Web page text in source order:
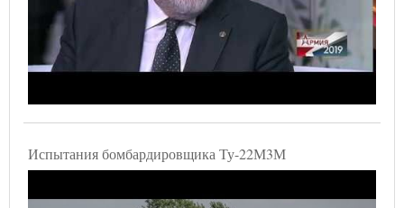
Испытания бомбардировщика Ту-22М3М